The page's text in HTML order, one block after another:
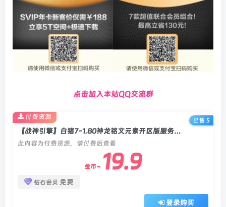
点击加入本站QQ交流群
【战神引擎】白猪7-1.80神龙铭文元素开区版服务端+双端+教程
此内容为付费资源，请付费后查看
金币~ 19.9
钻石会员 免费
登录购买
付费资源
已售 5